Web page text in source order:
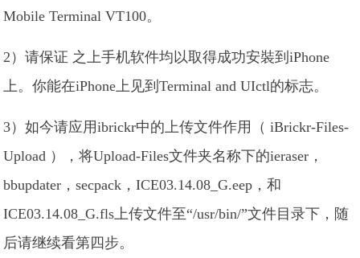
Mobile Terminal VT100。
2）请保证 之上手机软件均以取得成功安裝到iPhone
上。你能在iPhone上见到Terminal and UIctl的标志。
3）如今请应用ibrickr中的上传文件作用（ iBrickr-Files-
Upload ），将Upload-Files文件夹名称下的ieraser，
bbupdater，secpack，ICE03.14.08_G.eep，和
ICE03.14.08_G.fls上传文件至“/usr/bin/”文件目录下，随
后请继续看第四步。